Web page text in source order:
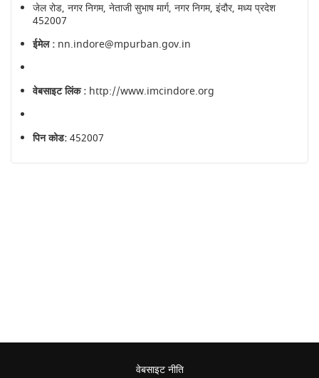
जेल रोड, नगर निगम, नेताजी सुभाष मार्ग, नगर निगम, इंदौर, मध्य प्रदेश
452007
ईमेल :nn.indore@mpurban.gov.in
वेबसाइट लिंक : http://www.imcindore.org
पिन कोड:452007
वेबसाइट नीति